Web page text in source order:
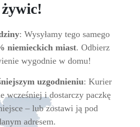
żywic!
: Wysyłamy tego samego
niemieckich miast. Odbierz
wygodnie w domu!
uzgodnieniu: Kurier
wcześniej i dostarczy paczkę
– lub zostawi ją pod
adresem.